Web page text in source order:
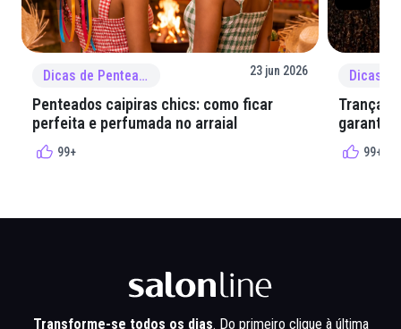
Dicas de Penteado 23 jun 2026
Penteados caipiras chics: como ficar
perfeita e perfumada no arraial
99+
Tranças
garantir
99+
Transforme-se todos os dias. Do primeiro clique à última